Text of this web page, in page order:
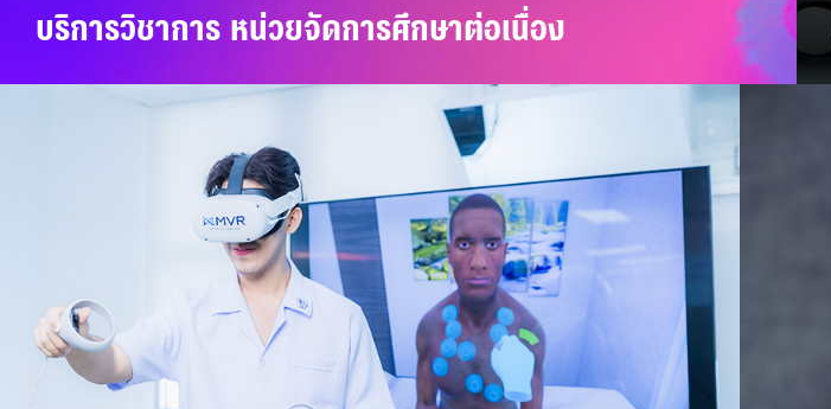
บริการวิชาการ หน่วยจัดการศึกษาต่อเนื่อง